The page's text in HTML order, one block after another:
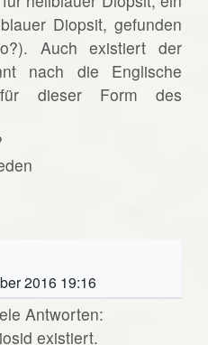
Diopsit, gefunden
Auch existiert der
nach die Englische
dieser Form des
2016 19:16
Antworten:
existiert.